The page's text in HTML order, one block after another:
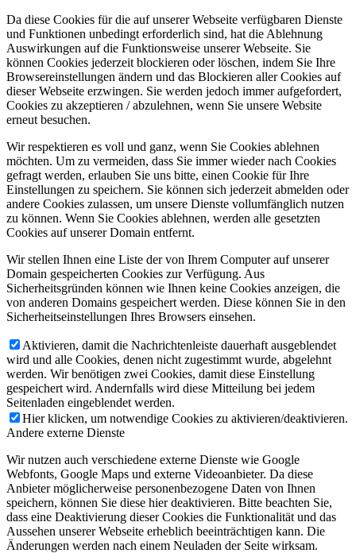
Da diese Cookies für die auf unserer Webseite verfügbaren Dienste
und Funktionen unbedingt erforderlich sind, hat die Ablehnung
Auswirkungen auf die Funktionsweise unserer Webseite. Sie
können Cookies jederzeit blockieren oder löschen, indem Sie Ihre
Browsereinstellungen ändern und das Blockieren aller Cookies auf
dieser Webseite erzwingen. Sie werden jedoch immer aufgefordert,
Cookies zu akzeptieren / abzulehnen, wenn Sie unsere Website
erneut besuchen.
Wir respektieren es voll und ganz, wenn Sie Cookies ablehnen
möchten. Um zu vermeiden, dass Sie immer wieder nach Cookies
gefragt werden, erlauben Sie uns bitte, einen Cookie für Ihre
Einstellungen zu speichern. Sie können sich jederzeit abmelden oder
andere Cookies zulassen, um unsere Dienste vollumfänglich nutzen
zu können. Wenn Sie Cookies ablehnen, werden alle gesetzten
Cookies auf unserer Domain entfernt.
Wir stellen Ihnen eine Liste der von Ihrem Computer auf unserer
Domain gespeicherten Cookies zur Verfügung. Aus
Sicherheitsgründen können wie Ihnen keine Cookies anzeigen, die
von anderen Domains gespeichert werden. Diese können Sie in den
Sicherheitseinstellungen Ihres Browsers einsehen.
Aktivieren, damit die Nachrichtenleiste dauerhaft ausgeblendet
wird und alle Cookies, denen nicht zugestimmt wurde, abgelehnt
werden. Wir benötigen zwei Cookies, damit diese Einstellung
gespeichert wird. Andernfalls wird diese Mitteilung bei jedem
Seitenladen eingeblendet werden.
Hier klicken, um notwendige Cookies zu aktivieren/deaktivieren.
Andere externe Dienste
Wir nutzen auch verschiedene externe Dienste wie Google
Webfonts, Google Maps und externe Videoanbieter. Da diese
Anbieter möglicherweise personenbezogene Daten von Ihnen
speichern, können Sie diese hier deaktivieren. Bitte beachten Sie,
dass eine Deaktivierung dieser Cookies die Funktionalität und das
Aussehen unserer Webseite erheblich beeinträchtigen kann. Die
Änderungen werden nach einem Neuladen der Seite wirksam.